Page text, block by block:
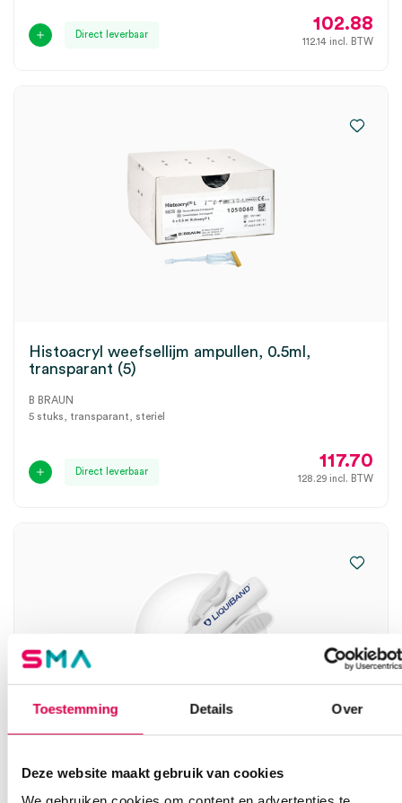
Toestemming Details Over
Deze website maakt gebruik van cookies
Direct leverbaar
102.88
112.14 incl. BTW
Histoacryl weefsellijm ampullen, 0.5ml,
transparant (5)
B BRAUN
5 stuks, transparant, steriel
Direct leverbaar
117.70
128.29 incl. BTW